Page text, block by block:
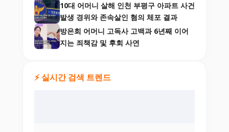
10대 어머니 살해 인천 부평구 아파트 사건
발생 경위와 존속살인 혐의 체포 결과
방은희 어머니 고독사 고백과 6년째 이어
지는 죄책감 및 후회 사연
⚡ 실시간 검색 트렌드